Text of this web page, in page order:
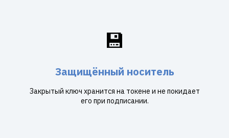
💾
Защищённый носитель
Закрытый ключ хранится на токене и не покидает
его при подписании.